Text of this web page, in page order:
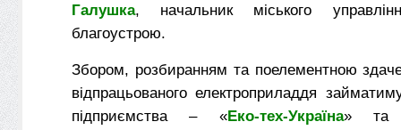
Галушка, начальник міського
благоустрою.
Збором, розбиранням та поелементною
відпрацьованого електроприладдя
підприємства – «Еко-тех-Україна» та